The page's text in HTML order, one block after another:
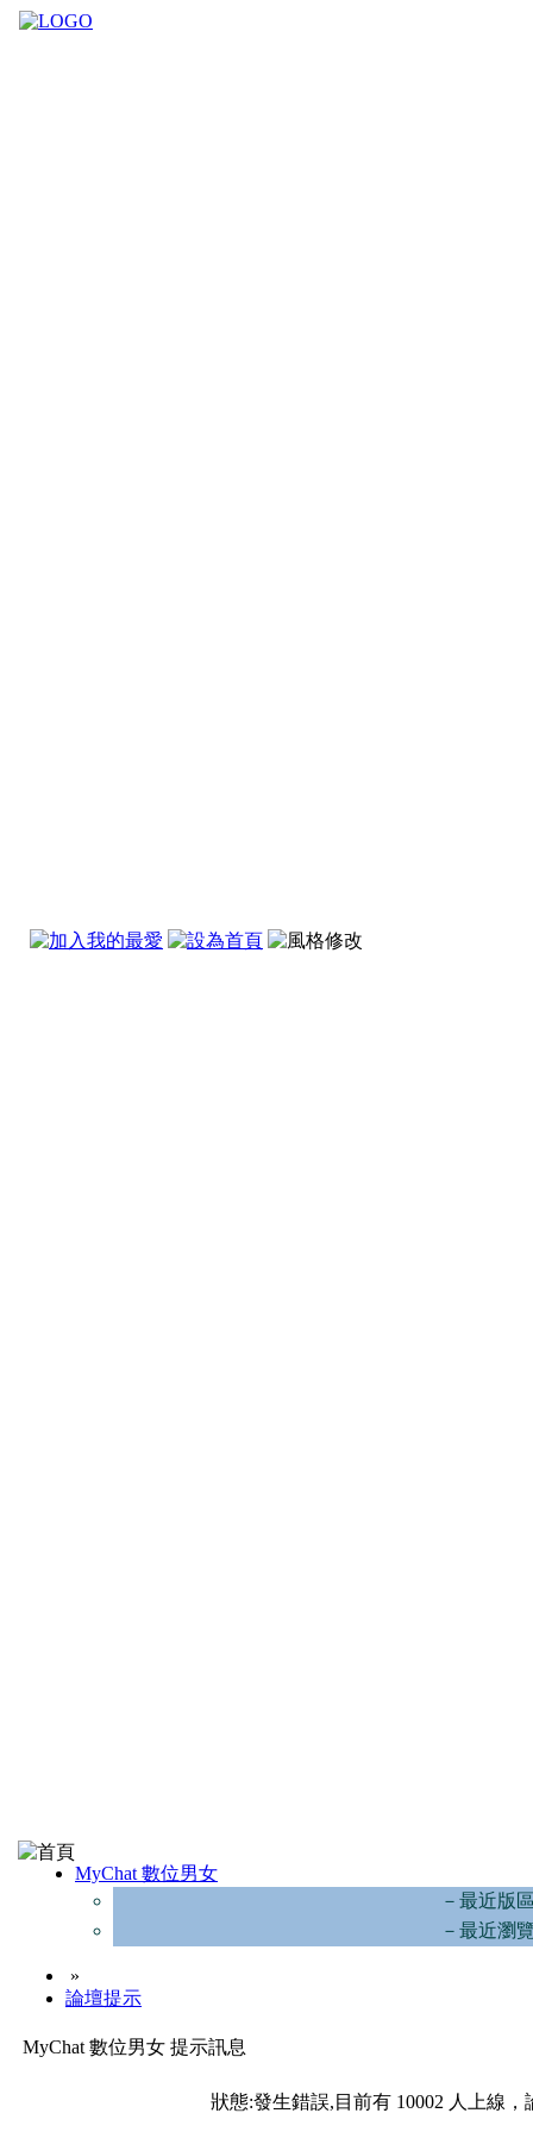
MyChat 數位男女
－最近版
－最近瀏
»
論壇提示
MyChat 數位男女 提示訊息
狀態:發生錯誤,目前有 10002 人上線